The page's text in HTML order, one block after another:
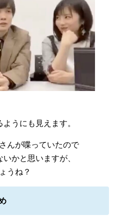
うにも見えます。
んが喋っていたので
かと思いますが、
うね？